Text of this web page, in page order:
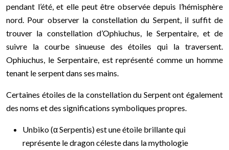
pendant l’été, et elle peut être observée depuis l’hémisphère
nord. Pour observer la constellation du Serpent, il suffit de
trouver la constellation d’Ophiuchus, le Serpentaire, et de
suivre la courbe sinueuse des étoiles qui la traversent.
Ophiuchus, le Serpentaire, est représenté comme un homme
tenant le serpent dans ses mains.
Certaines étoiles de la constellation du Serpent ont également
des noms et des significations symboliques propres.
Unbiko (α Serpentis) est une étoile brillante qui
représente le dragon céleste dans la mythologie